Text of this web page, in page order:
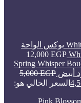
بوكس الواحة
12,000 EGP
أبيض 5,000EGP
السعر الحالي هو: